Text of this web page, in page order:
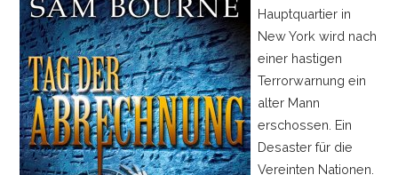
Hauptquartier in
New York wird nach
einer hastigen
Terrorwarnung ein
alter Mann
erschossen. Ein
Desaster für die
Vereinten Nationen.